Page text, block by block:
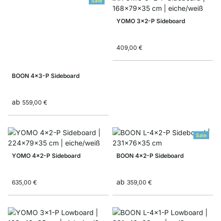
BOON 4x3-P Sideboard
ab 559,00 €
YOMO 3x2-P Sideboard
409,00 €
YOMO 4x2-P Sideboard
635,00 €
Sale
BOON 4x2-P Sideboard
ab 359,00 €